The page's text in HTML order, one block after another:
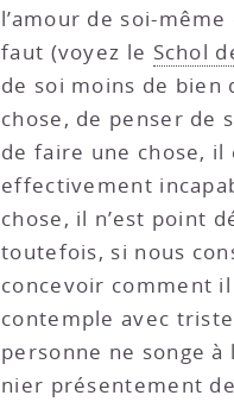
l’amour de soi-
faut (voyez le Schol
de soi moins de bien
chose, de penser de
de faire une chose, il
effectivement
chose, il n’est point
toutefois, si nous
concevoir comment
contemple avec
personne ne songe
nier présentement